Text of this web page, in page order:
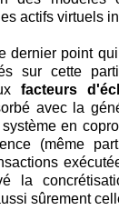
actifs virtuels
dernier point
sur cette
facteurs
avec la
en
(même
la
sûrement